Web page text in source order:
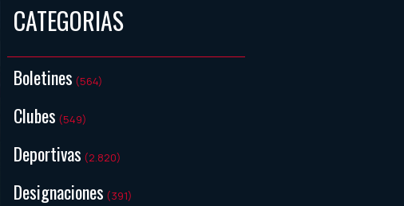
CATEGORIAS
Boletines (564)
Clubes (549)
Deportivas (2.820)
Designaciones (391)